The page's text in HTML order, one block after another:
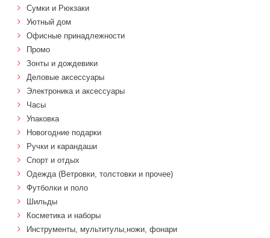
Сумки и Рюкзаки
Уютный дом
Офисные принадлежности
Промо
Зонты и дождевики
Деловые аксессуары
Электроника и аксессуары
Часы
Упаковка
Новогодние подарки
Ручки и карандаши
Спорт и отдых
Одежда (Ветровки, толстовки и прочее)
Футболки и поло
Шильды
Косметика и наборы
Инструменты, мультитулы,ножи, фонари